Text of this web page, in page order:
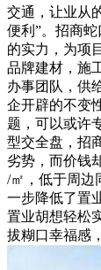
交通，让业从
便利”。招商
的实力，为项
品牌建材，施
办事团队，供
企开辟的不变
题，可以或许
型交全盘，招
劣势，而价钱
/㎡，低于周边
一步降低了置
置业胡想轻松
拔糊口幸福感